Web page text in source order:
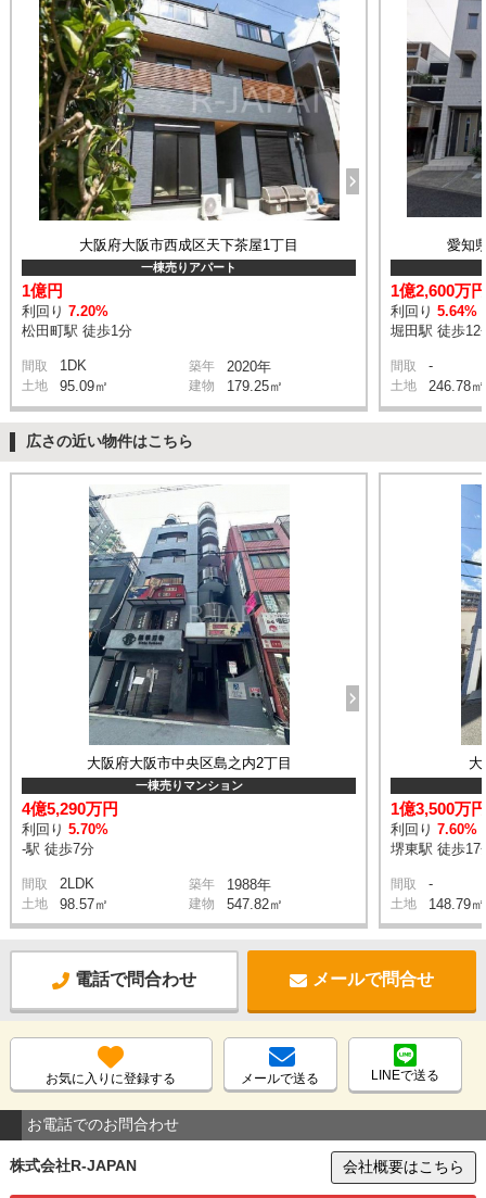
大阪府大阪市西成区天下茶屋1丁目
一棟売りアパート
1億円
利回り7.20%
松田町駅 徒歩1分
間取 1DK 築年 2020年
土地 95.09㎡ 建物 179.25㎡
愛知
1億2,600万円
利回り 5.64%
堀田駅 徒歩12
間取 -
土地 246.78㎡
広さの近い物件はこちら
大阪府大阪市中央区島之内2丁目
一棟売りマンション
4億5,290万円
利回り5.70%
-駅 徒歩7分
間取 2LDK 築年 1988年
土地 98.57㎡ 建物 547.82㎡
1億3,500万円
利回り 7.60%
堺東駅 徒歩17
間取 -
土地 148.79㎡
電話で問合わせ メールで問合せ
お気に入りに登録する メールで送る LINEで送る
お電話でのお問合わせ
株式会社R-JAPAN 会社概要はこちら